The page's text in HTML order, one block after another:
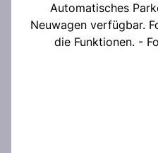
Automatisches
Neuwagen verfügbar.
die Funktionen. -